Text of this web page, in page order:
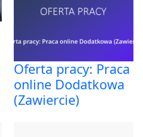
Oferta pracy: Praca
online Dodatkowa
(Zawiercie)